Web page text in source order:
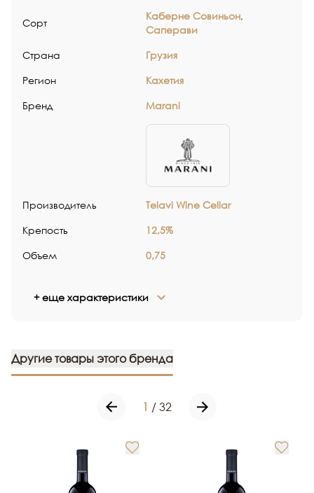
Сорт
Каберне Совиньон,
Саперави
Страна Грузия
Регион Кахетия
Бренд Marani
Производитель Telavi Wine Cellar
Крепость 12,5%
Объем 0,75
+ еще характеристики
Другие товары этого бренда
1 / 32